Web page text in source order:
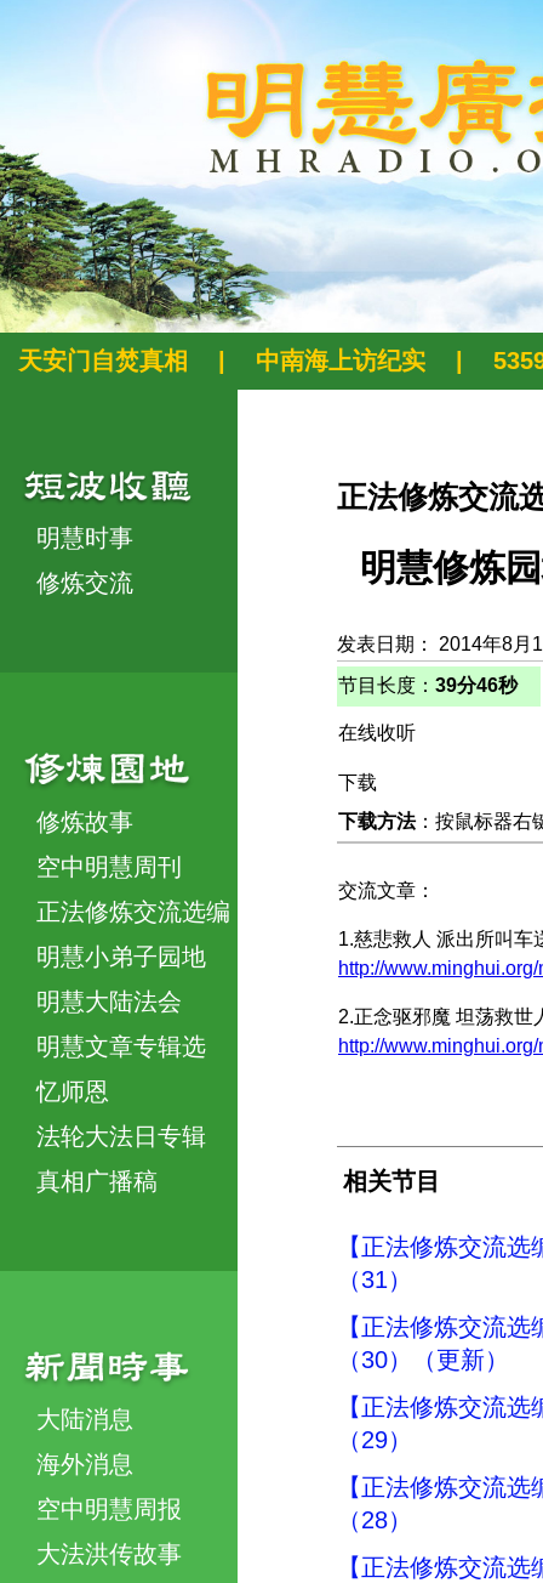
天安门自焚真相 中南海上访纪实
明慧时事
修炼交流
修炼故事
空中明慧周刊
正法修炼交流选编
明慧小弟子园地
明慧大陆法会
明慧文章专辑选
忆师恩
法轮大法日专辑
真相广播稿
大陆消息
海外消息
空中明慧周报
大法洪传故事
正法修炼交流
明慧修炼
发表日期： 2014年8月
节目长度： 39分46秒
在线收听
下载
下载方法：按鼠标器右
交流文章：
1.慈悲救人 派出所叫车
http://
2.正念驱邪魔 坦荡救世
http://
相关节目
【正法修炼交流
（31）
【正法修炼交流
（30）（更新）
【正法修炼交流
（29）
【正法修炼交流
（28）
【正法修炼交流